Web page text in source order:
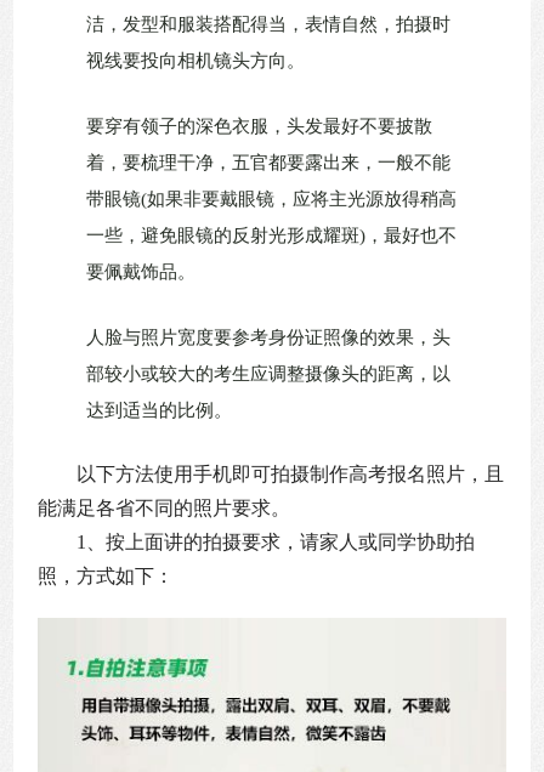
洁，发型和服装搭配得当，表情自然，拍摄时
视线要投向相机镜头方向。
要穿有领子的深色衣服，头发最好不要披散
着，要梳理干净，五官都要露出来，一般不能
带眼镜(如果非要戴眼镜，应将主光源放得稍高
一些，避免眼镜的反射光形成耀斑)，最好也不
要佩戴饰品。
人脸与照片宽度要参考身份证照像的效果，头
部较小或较大的考生应调整摄像头的距离，以
达到适当的比例。
以下方法使用手机即可拍摄制作高考报名照片，且
能满足各省不同的照片要求。
1、按上面讲的拍摄要求，请家人或同学协助拍
照，方式如下：